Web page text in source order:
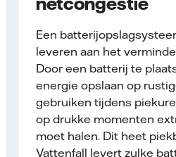
Een
leveren aan het
Door een batterij te
energie opslaan op
gebruiken tijdens
op drukke momenten
moet halen. Dit heet
Vattenfall levert zulke